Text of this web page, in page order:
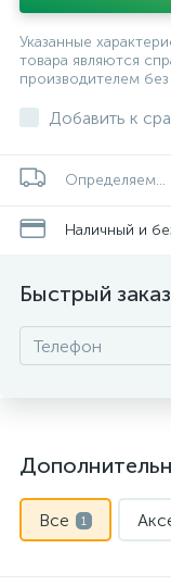
Указанные
товара являются
производителем
Добавить к
Определяем...
Наличный и
Быстрый заказ
Все 1